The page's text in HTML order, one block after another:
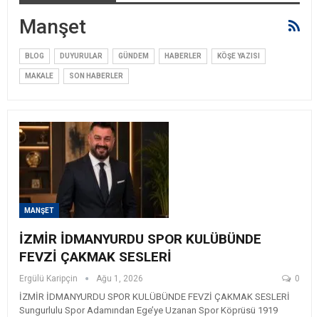
Manşet
BLOG DUYURULAR GÜNDEM HABERLER KÖŞE YAZISI
MAKALE SON HABERLER
MANŞET
İZMİR İDMANYURDU SPOR KULÜBÜNDE
FEVZİ ÇAKMAK SESLERİ
Ergülü Karipçin Ağu 1, 2026 0
İZMİR İDMANYURDU SPOR KULÜBÜNDE FEVZİ ÇAKMAK SESLERİ ​
Sungurlulu Spor Adamından Ege’ye Uzanan Spor Köprüsü 1919